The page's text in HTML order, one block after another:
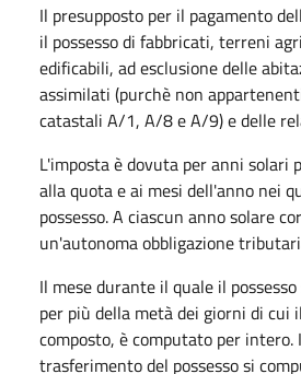
Il presupposto per il pagamento
il possesso di fabbricati, terreni
edificabili, ad esclusione delle
assimilati (purchè non
catastali A/1, A/8 e A/9) e delle
L'imposta è dovuta per anni solari
alla quota e ai mesi dell'anno nei
possesso. A ciascun anno solare
un'autonoma obbligazione
Il mese durante il quale il
per più della metà dei giorni di cui
composto, è computato per intero.
trasferimento del possesso si